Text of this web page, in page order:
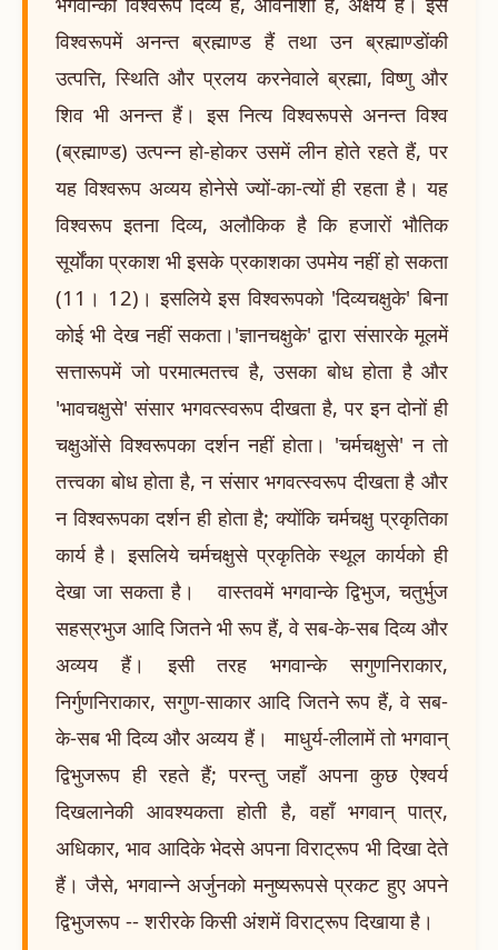
विश्वरूपमें अनन्त ब्रह्माण्ड हैं तथा उन ब्रह्माण्डोंकी
उत्पत्ति, स्थिति और प्रलय करनेवाले ब्रह्मा, विष्णु और
शिव भी अनन्त हैं। इस नित्य विश्वरूपसे अनन्त विश्व
(ब्रह्माण्ड) उत्पन्न हो-होकर उसमें लीन होते रहते हैं, पर
यह विश्वरूप अव्यय होनेसे ज्यों-का-त्यों ही रहता है। यह
विश्वरूप इतना दिव्य, अलौकिक है कि हजारों भौतिक
सूर्योंका प्रकाश भी इसके प्रकाशका उपमेय नहीं हो सकता
(11। 12)। इसलिये इस विश्वरूपको 'दिव्यचक्षुके' बिना
कोई भी देख नहीं सकता।'ज्ञानचक्षुके' द्वारा संसारके मूलमें
सत्तारूपमें जो परमात्मतत्त्व है, उसका बोध होता है और
'भावचक्षुसे' संसार भगवत्स्वरूप दीखता है, पर इन दोनों ही
चक्षुओंसे विश्वरूपका दर्शन नहीं होता। 'चर्मचक्षुसे' न तो
तत्त्वका बोध होता है, न संसार भगवत्स्वरूप दीखता है और
न विश्वरूपका दर्शन ही होता है; क्योंकि चर्मचक्षु प्रकृतिका
कार्य है। इसलिये चर्मचक्षुसे प्रकृतिके स्थूल कार्यको ही
देखा जा सकता है। वास्तवमें भगवान्के द्विभुज, चतुर्भुज
सहस्रभुज आदि जितने भी रूप हैं, वे सब-के-सब दिव्य और
अव्यय हैं। इसी तरह भगवान्के सगुणनिराकार,
निर्गुणनिराकार, सगुण-साकार आदि जितने रूप हैं, वे सब-
के-सब भी दिव्य और अव्यय हैं। माधुर्य-लीलामें तो भगवान्
द्विभुजरूप ही रहते हैं; परन्तु जहाँ अपना कुछ ऐश्वर्य
दिखलानेकी आवश्यकता होती है, वहाँ भगवान् पात्र,
अधिकार, भाव आदिके भेदसे अपना विराट्रूप भी दिखा देते
हैं। जैसे, भगवान्ने अर्जुनको मनुष्यरूपसे प्रकट हुए अपने
द्विभुजरूप -- शरीरके किसी अंशमें विराट्रूप दिखाया है।